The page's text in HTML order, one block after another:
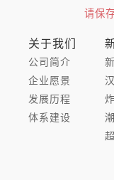
请保
关于我们
公司简介
企业愿景
发展历程
体系建设